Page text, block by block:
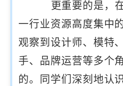
更重要的是，
一行业资源高度集中
观察到设计师、模特
手、品牌运营等多个
的。同学们深刻地认